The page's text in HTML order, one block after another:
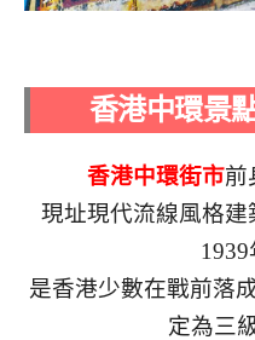
香港中環景
香港中環街市前
現址現代流線風格
1939
是香港少數在戰前落
定為三